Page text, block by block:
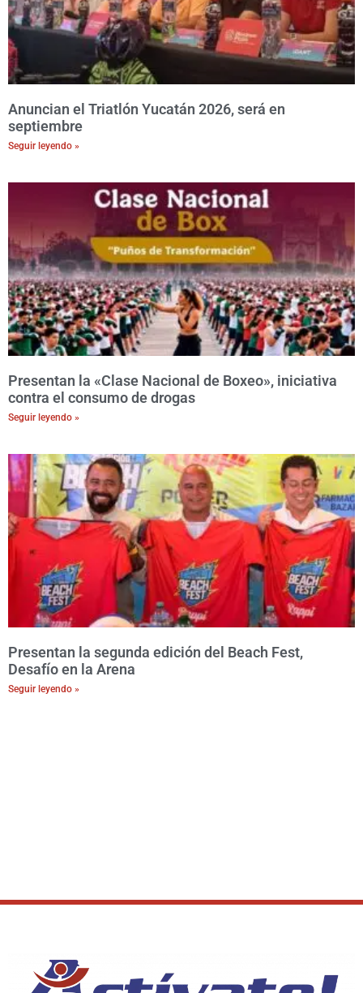
Anuncian el Triatlón Yucatán 2026, será en
septiembre
Seguir leyendo »
Presentan la «Clase Nacional de Boxeo», iniciativa
contra el consumo de drogas
Seguir leyendo »
Presentan la segunda edición del Beach Fest,
Desafío en la Arena
Seguir leyendo »